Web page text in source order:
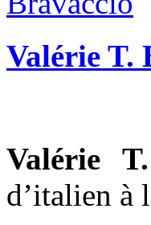
Valérie T.
Valérie
d’italien à